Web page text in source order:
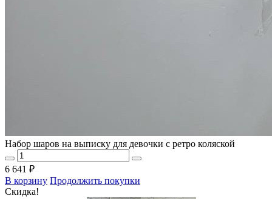
Набор шаров на выписку для девочки с ретро коляской
6 641 ₽
В корзину Продолжить покупки
Скидка!